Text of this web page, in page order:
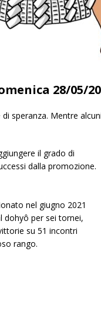
28/05/
speranza. Mentre
il grado di
dalla promozione.
nel giugno 2021
dohyô per sei tornei,
su 51 incontri
rango.